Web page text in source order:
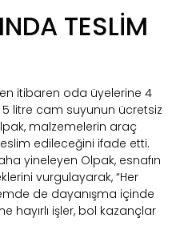
TESLİM
itibaren oda üyelerine 4
5 litre cam suyunun ücretsiz
malzemelerin araç
edileceğini ifade etti.
yineleyen Olpak, esnafın
vurgulayarak, “Her
de dayanışma içinde
hayırlı işler, bol kazançlar